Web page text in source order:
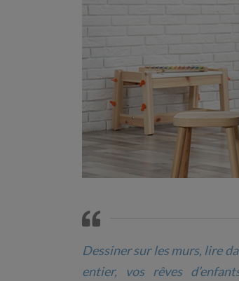
Dessiner sur les murs, lire
entier, vos rêves